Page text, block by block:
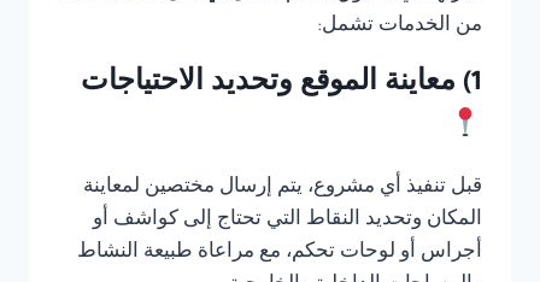
من الخدمات تشمل:
1) معاينة الموقع وتحديد الاحتياجات
قبل تنفيذ أي مشروع، يتم إرسال مختصين لمعاينة
المكان وتحديد النقاط التي تحتاج إلى كواشف أو
أجراس أو لوحات تحكم، مع مراعاة طبيعة النشاط